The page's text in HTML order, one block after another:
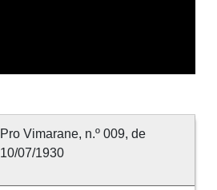
Pro Vimarane, n.º 009, de
10/07/1930